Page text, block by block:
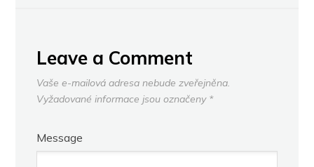
Leave a Comment
Vaše e-mailová adresa nebude zveřejněna.
Vyžadované informace jsou označeny *
Message